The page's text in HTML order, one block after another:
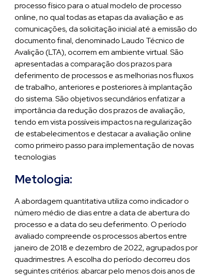
processo físico para o atual modelo de processo
online, no qual todas as etapas da avaliação e as
comunicações, da solicitação inicial até a emissão do
documento final, denominado Laudo Técnico de
Avalição (LTA), ocorrem em ambiente virtual. São
apresentadas a comparação dos prazos para
deferimento de processos e as melhorias nos fluxos
de trabalho, anteriores e posteriores à implantação
do sistema. São objetivos secundários enfatizar a
importância da redução dos prazos de avaliação,
tendo em vista possíveis impactos na regularização
de estabelecimentos e destacar a avaliação online
como primeiro passo para implementação de novas
tecnologias
Metologia:
A abordagem quantitativa utiliza como indicador o
número médio de dias entre a data de abertura do
processo e a data do seu deferimento. O período
avaliado compreende os processos abertos entre
janeiro de 2018 e dezembro de 2022, agrupados por
quadrimestres. A escolha do período decorreu dos
seguintes critérios: abarcar pelo menos dois anos de